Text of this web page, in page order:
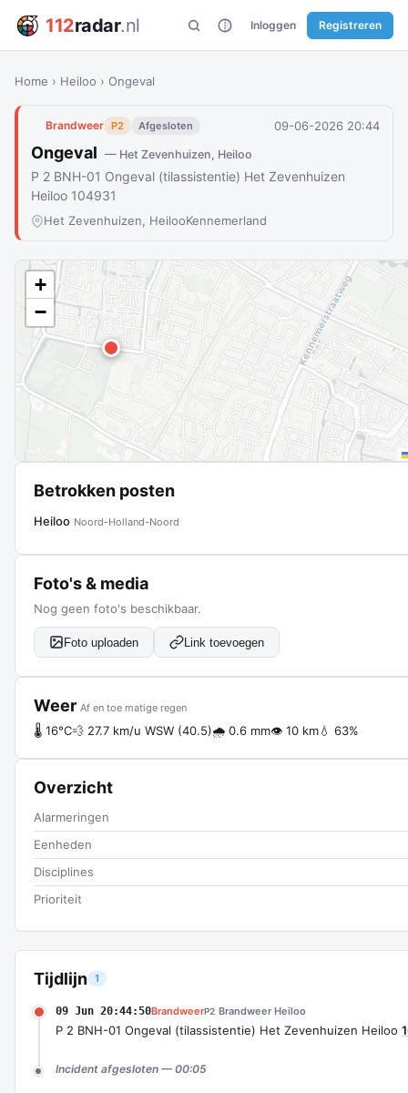
112radar.nl Inloggen Registreren
Home › Heiloo › Ongeval
Brandweer P2 Afgesloten 09-06-2026 20:44
Ongeval — Het Zevenhuizen, Heiloo
P 2 BNH-01 Ongeval (tilassistentie) Het Zevenhuizen
Heiloo 104931
Het Zevenhuizen, HeilooKennemerland
Tijdlijn 1
09 Jun 20:44:50BrandweerP2 Brandweer Heiloo
P 2 BNH-01 Ongeval (tilassistentie) Het Zevenhuizen Heiloo
Incident afgesloten — 00:05
+
−
Betrokken posten
Heiloo Noord-Holland-Noord
Foto's & media
Nog geen foto's beschikbaar.
Foto uploaden Link toevoegen
Weer Af en toe matige regen
🌡 16°C💨 27.7 km/u WSW (40.5)🌧 0.6 mm👁 10 km💧 63%
Overzicht
Alarmeringen
Eenheden
Disciplines
Prioriteit